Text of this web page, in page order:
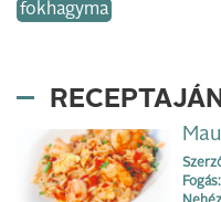
fokhagyma
Fogás: